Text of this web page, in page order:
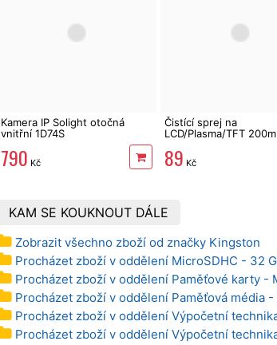
Kamera IP Solight otočná
vnitřní 1D74S
790 Kč
Čistící sprej na
LCD/Plasma/TFT
89 Kč
KAM SE KOUKNOUT DÁLE
Zobrazit všechno zboží od značky Kingston
Procházet zboží v oddělení MicroSDHC - 32
Procházet zboží v oddělení Paměťové karty -
Procházet zboží v oddělení Paměťová média
Procházet zboží v oddělení Výpočetní
Procházet zboží v oddělení Výpočetní